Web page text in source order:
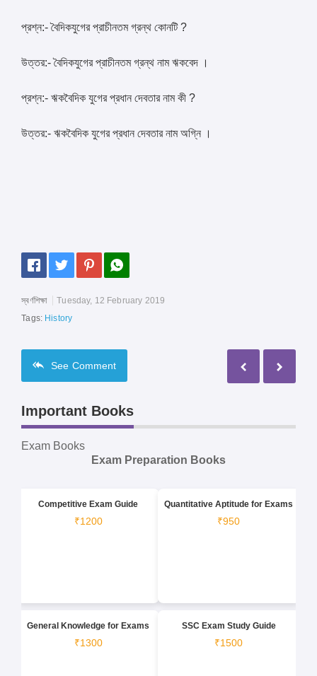
প্রশ্ন:- বৈদিকযুগের প্রাচীনতম গ্রন্থ কোনটি ?
উত্তর:- বৈদিকযুগের প্রাচীনতম গ্রন্থ নাম ঋকবেদ ।
প্রশ্ন:- ঋকবৈদিক যুগের প্রধান দেবতার নাম কী ?
উত্তর:- ঋকবৈদিক যুগের প্রধান দেবতার নাম অগ্নি ।
স্বর্ণশিক্ষা
Tuesday, 12 February 2019
Tags: History
See Comment
Important Books
Exam Books
Exam Preparation Books
Competitive Exam Guide
₹1200
Quantitative Aptitude for Exams
₹950
General Knowledge for Exams
₹1300
SSC Exam Study Guide
₹1500